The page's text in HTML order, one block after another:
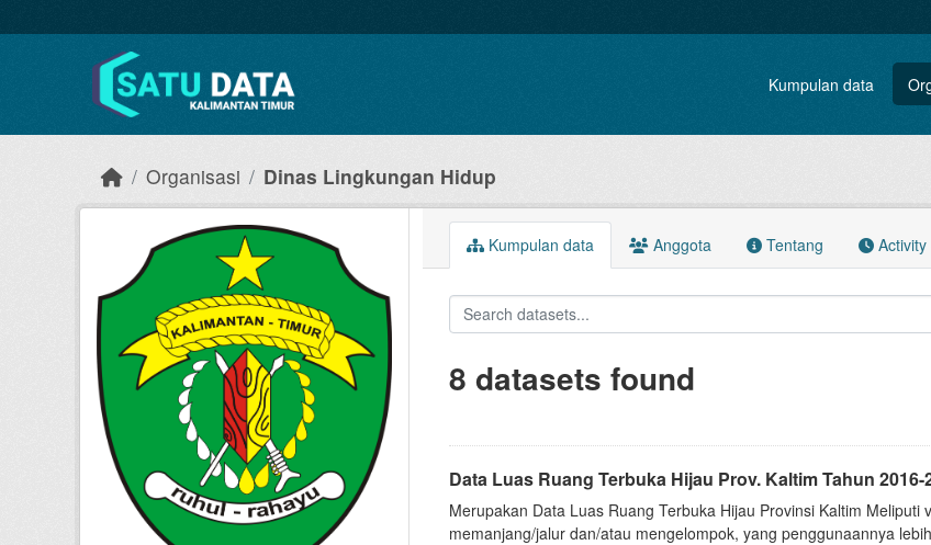
Kumpulan data
Organisasi Dinas Lingkungan Hidup
Kumpulan data Anggota Tentang Activity
8 datasets found
Data Luas Ruang Terbuka Hijau Prov. Kaltim Tahun 2016-
Merupakan Data Luas Ruang Terbuka Hijau Provinsi Kaltim
memanjang/jalur dan/atau mengelompok, yang penggunaannya